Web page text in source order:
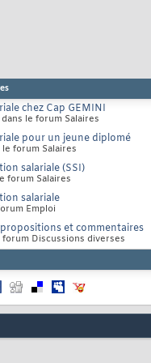
chez Cap GEMINI
le forum Salaires
pour un jeune diplomé
le forum Salaires
salariale (SSI)
forum Salaires
salariale
Emploi
et commentaires
forum Discussions diverses